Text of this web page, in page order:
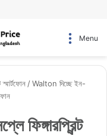
Menu
/Walton দিচ্ছে ইন-
ফিঙ্গারপ্রিন্ট